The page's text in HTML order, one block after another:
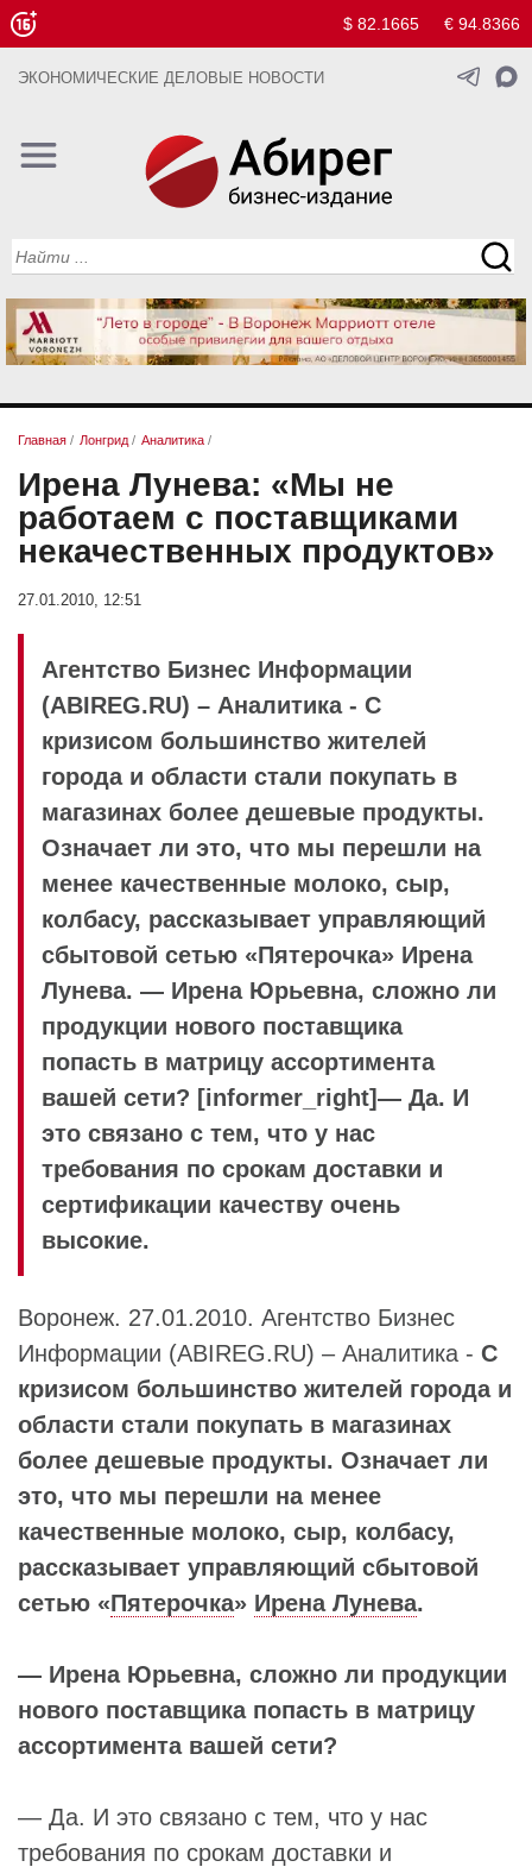
$ 82.1665 € 94.8366
ЭКОНОМИЧЕСКИЕ ДЕЛОВЫЕ НОВОСТИ
Главная / Лонгрид / Аналитика /
Ирена Лунева: «Мы не
работаем с поставщиками
некачественных продуктов»
27.01.2010, 12:51
Агентство Бизнес Информации
(ABIREG.RU) – Аналитика - С
кризисом большинство жителей
города и области стали покупать в
магазинах более дешевые продукты.
Означает ли это, что мы перешли на
менее качественные молоко, сыр,
колбасу, рассказывает управляющий
сбытовой сетью «Пятерочка» Ирена
Лунева. — Ирена Юрьевна, сложно ли
продукции нового поставщика
попасть в матрицу ассортимента
вашей сети? [informer_right]— Да. И
это связано с тем, что у нас
требования по срокам доставки и
сертификации качеству очень
высокие.
Воронеж. 27.01.2010. Агентство Бизнес
Информации (ABIREG.RU) – Аналитика - С
кризисом большинство жителей города и
области стали покупать в магазинах
более дешевые продукты. Означает ли
это, что мы перешли на менее
качественные молоко, сыр, колбасу,
рассказывает управляющий сбытовой
сетью «Пятерочка» Ирена Лунева.
— Ирена Юрьевна, сложно ли продукции
нового поставщика попасть в матрицу
ассортимента вашей сети?
— Да. И это связано с тем, что у нас
требования по срокам доставки и